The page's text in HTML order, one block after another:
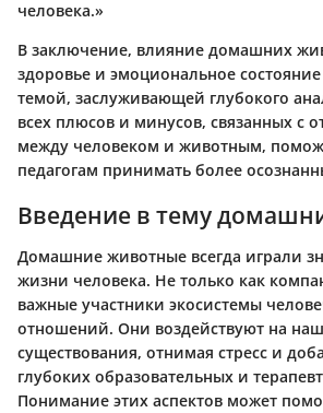
человека.»
В заключение, влияние домашних
здоровье и эмоциональное
темой, заслуживающей глубокого
всех плюсов и минусов, связанных с
между человеком и животным,
педагогам принимать более
Введение в тему
Домашние животные всегда играли
жизни человека. Не только как
важные участники экосистемы
отношений. Они воздействуют на
существования, отнимая стресс и
глубоких образовательных и
Понимание этих аспектов может